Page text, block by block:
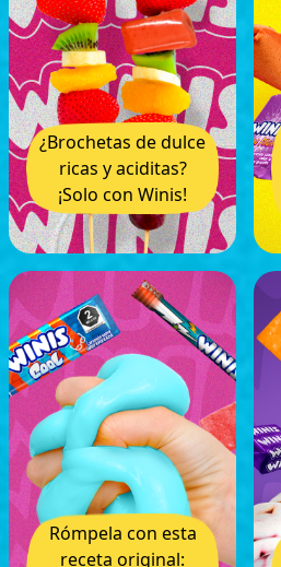
¿Brochetas de dulce
ricas y aciditas?
¡Solo con Winis!
Rómpela con esta
receta original: